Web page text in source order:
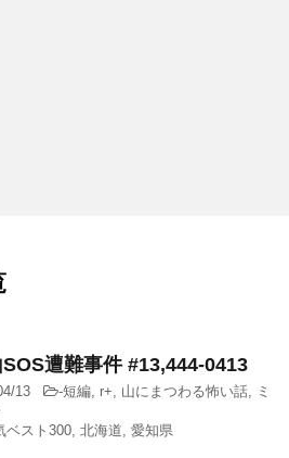
遭難事件 #13,444-0413
13 -短編, r+, 山にまつわる怖い話, ミ
スト300, 北海道, 愛知県